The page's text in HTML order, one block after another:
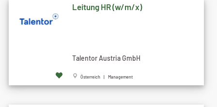
Leitung HR (w/m/x)
Talentor Austria GmbH
Österreich | Management